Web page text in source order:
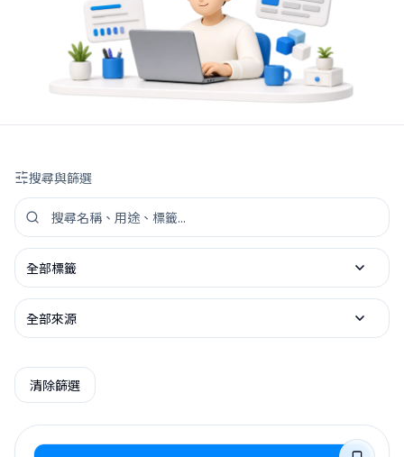
搜尋與篩選
搜尋 Skill
依標籤篩選
依來源篩選
清除篩選